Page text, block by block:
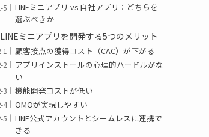
LINEミニアプリ vs 自社アプリ：どちらを
選ぶべきか
LINEミニアプリを開発する5つのメリット
顧客接点の獲得コスト（CAC）が下がる
アプリインストールの心理的ハードルがな
い
機能開発コストが低い
OMOが実現しやすい
LINE公式アカウントとシームレスに連携で
きる